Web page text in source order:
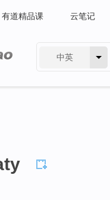
有道精品课 云笔记
中英